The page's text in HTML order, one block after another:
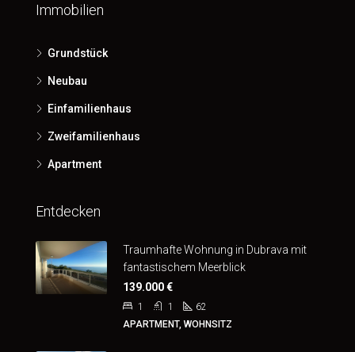
Immobilien
Grundstück
Neubau
Einfamilienhaus
Zweifamilienhaus
Apartment
Entdecken
Traumhafte Wohnung in Dubrava mit
fantastischem Meerblick
139.000 €
1 1
62
APARTMENT, WOHNSITZ